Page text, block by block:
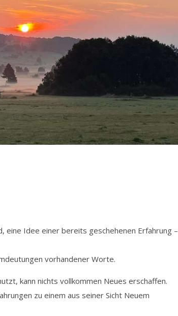
eine Idee einer bereits geschehenen Erfahrung –
vorhandener Worte.
kann nichts vollkommen Neues erschaffen.
zu einem aus seiner Sicht Neuem